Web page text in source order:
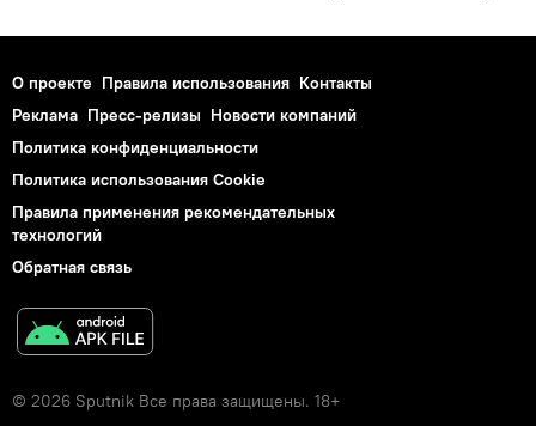
О проекте Правила использования Контакты
Реклама Пресс-релизы Новости компаний
Политика конфиденциальности
Политика использования Cookie
Правила применения рекомендательных
технологий
Обратная связь
© 2026 Sputnik Все права защищены. 18+